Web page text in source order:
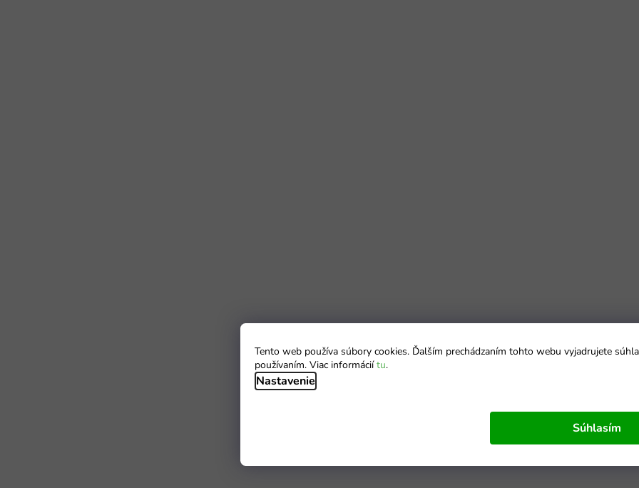
Tento web používa súbory cookies. Ďalším prechádzaním tohto webu vyjadrujete
používaním. Viac informáciítu.
Nastavenie
Súhlasím